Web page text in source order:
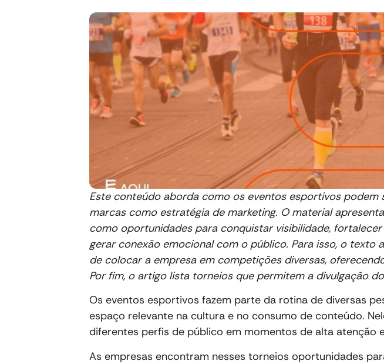
Este conteúdo aborda como os eventos esportivos podem
marcas como estratégia de marketing. O material
como oportunidades para conquistar visibilidade,
gerar conexão emocional com o público. Para isso, o texto
de colocar a empresa em competições diversas,
Por fim, o artigo lista torneios que permitem a divulgação
Os eventos esportivos fazem parte da rotina de diversas
espaço relevante na cultura e no consumo de conteúdo.
diferentes perfis de público em momentos de alta atenção
As empresas encontram nesses torneios oportunidades